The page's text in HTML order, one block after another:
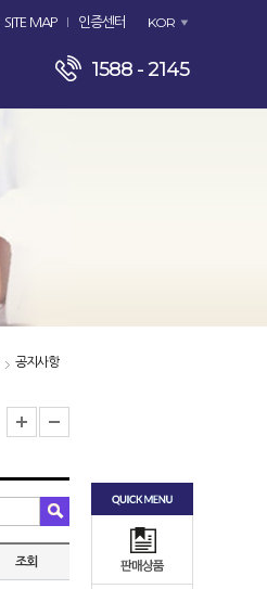
SITE MAP 인증센터 KOR
1588 - 2145
공지사항
조회